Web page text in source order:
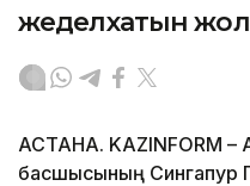
жеделхатын
АСТАНА. KAZINFORM
басшысының Сингапур